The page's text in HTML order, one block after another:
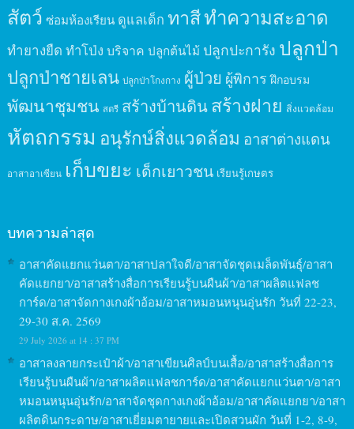
สัตว์ ซ่อมห้องเรียน ดูแลเด็ก ทาสีทำความสะอาด
ทำยางยืด ทำโป่ง บริจาค ปลูกต้นไม้ ปลูกปะการัง ปลูกป่า
ปลูกป่าชายเลน ปลูกป่าโกงกาง ผู้ป่วย ผู้พิการ ฝึกอบรม
พัฒนาชุมชน สตรี สร้างบ้านดินสร้างฝาย สิ่งแวดล้อม
หัตถกรรม อนุรักษ์สิ่งแวดล้อม อาสาต่างแดน
อาสาอาเซียน เก็บขยะ เด็กเยาวชน เรียนรู้เกษตร
บทความล่าสุด
อาสาคัดแยกแว่นตา/อาสาปลาใจดี/อาสาจัดชุดเมล็ดพันธุ์/อาสา
คัดแยกยา/อาสาสร้างสื่อการเรียนรู้บนผืนผ้า/อาสาผลิตแฟลช
การ์ด/อาสาจัดกางเกงผ้าอ้อม/อาสาหมอนหนุนอุ่นรัก วันที่ 22-23,
29-30 ส.ค. 2569
29 July 2026 at 14 : 37 PM
อาสาลงลายกระเป๋าผ้า/อาสาเขียนศิลป์บนเสื้อ/อาสาสร้างสื่อการ
เรียนรู้บนผืนผ้า/อาสาผลิตแฟลชการ์ด/อาสาคัดแยกแว่นตา/อาสา
หมอนหนุนอุ่นรัก/อาสาจัดชุดกางเกงผ้าอ้อม/อาสาคัดแยกยา/อาสา
ผลิตดินกระดาษ/อาสาเยี่ยมตายายและเปิดสวนผัก วันที่ 1-2, 8-9,